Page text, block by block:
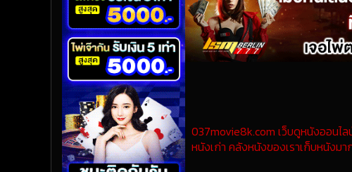
037movie8k.com เว็บดูหนังออนไ
หนังเก่า คลังหนังของเราเก็บหนังม